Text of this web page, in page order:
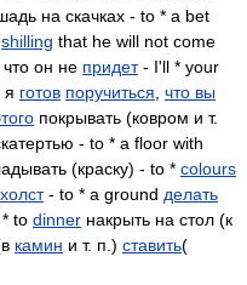
на скачках - to * a bet
shilling that he will not come
он не придет- I'll * your
я готов поручиться что вы
покрывать (ковром и т.
- to * a floor with
(краску) - to * colours
холст- to * a ground делать
* to dinner накрыть на стол (к
камин и т. п.) ставить(